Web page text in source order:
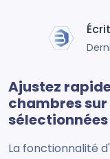
Ajustez
chambres
La fonctionnalité